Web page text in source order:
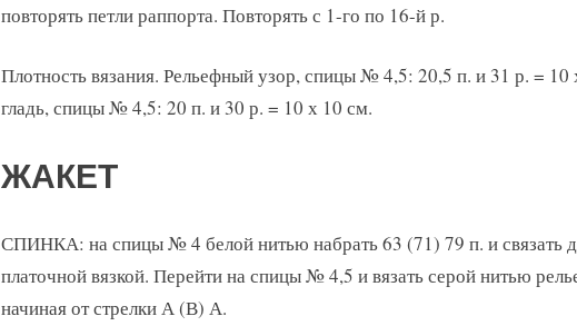
повторять петли раппорта. Повторять с 1-го по 16-й р.
Плотность вязания. Рельефный узор, спицы № 4,5: 20,5 п. и 31 р. = 10
гладь, спицы № 4,5: 20 п. и 30 р. = 10 х 10 см.
ЖАКЕТ
СПИНКА: на спицы № 4 белой нитью набрать 63 (71) 79 п. и связать
платочной вязкой. Перейти на спицы № 4,5 и вязать серой нитью
начиная от стрелки А (В) А.